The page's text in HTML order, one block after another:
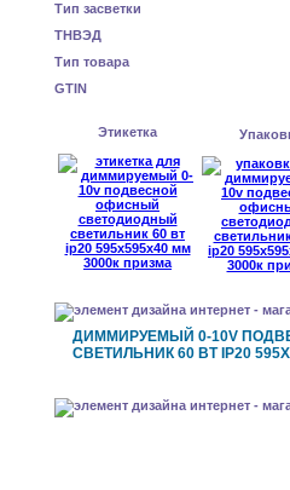
Тип засветки
ТНВЭД
Тип товара
GTIN
Этикетка
ДИММИРУЕМЫЙ 0-10V
СВЕТИЛЬНИК 60 ВТ IP20